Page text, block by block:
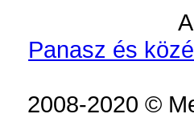
Panasz és
2008-2020 ©